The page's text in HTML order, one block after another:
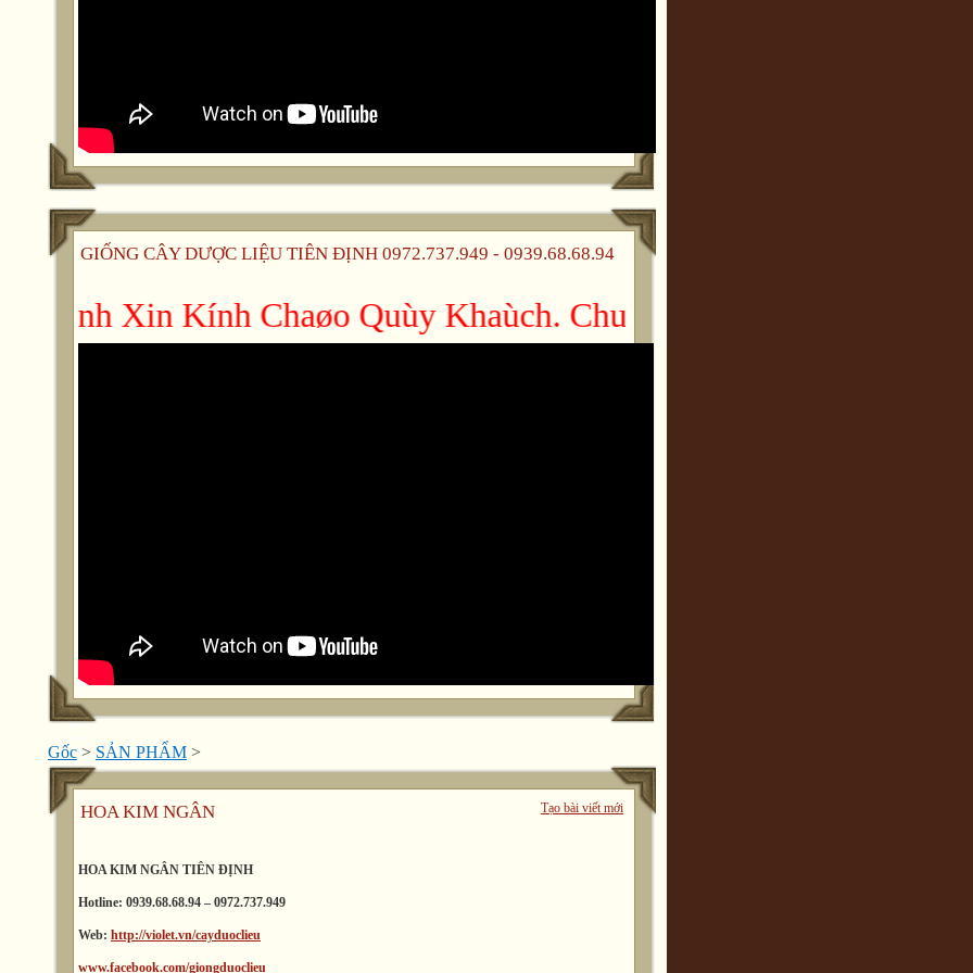
GIỐNG CÂY DƯỢC LIỆU TIÊN ĐỊNH 0972.737.949 - 0939.68.68.94
Xin Kính Chaøo Quùy Khaùch. Chuùc gheù thaêm vui veû!!
Gốc > SẢN PHẨM >
Tạo bài viết mới
HOA KIM NGÂN
HOA KIM NGÂN TIÊN ĐỊNH
Hotline: 0939.68.68.94 – 0972.737.949
Web: http://violet.vn/cayduoclieu
www.facebook.com/giongduoclieu